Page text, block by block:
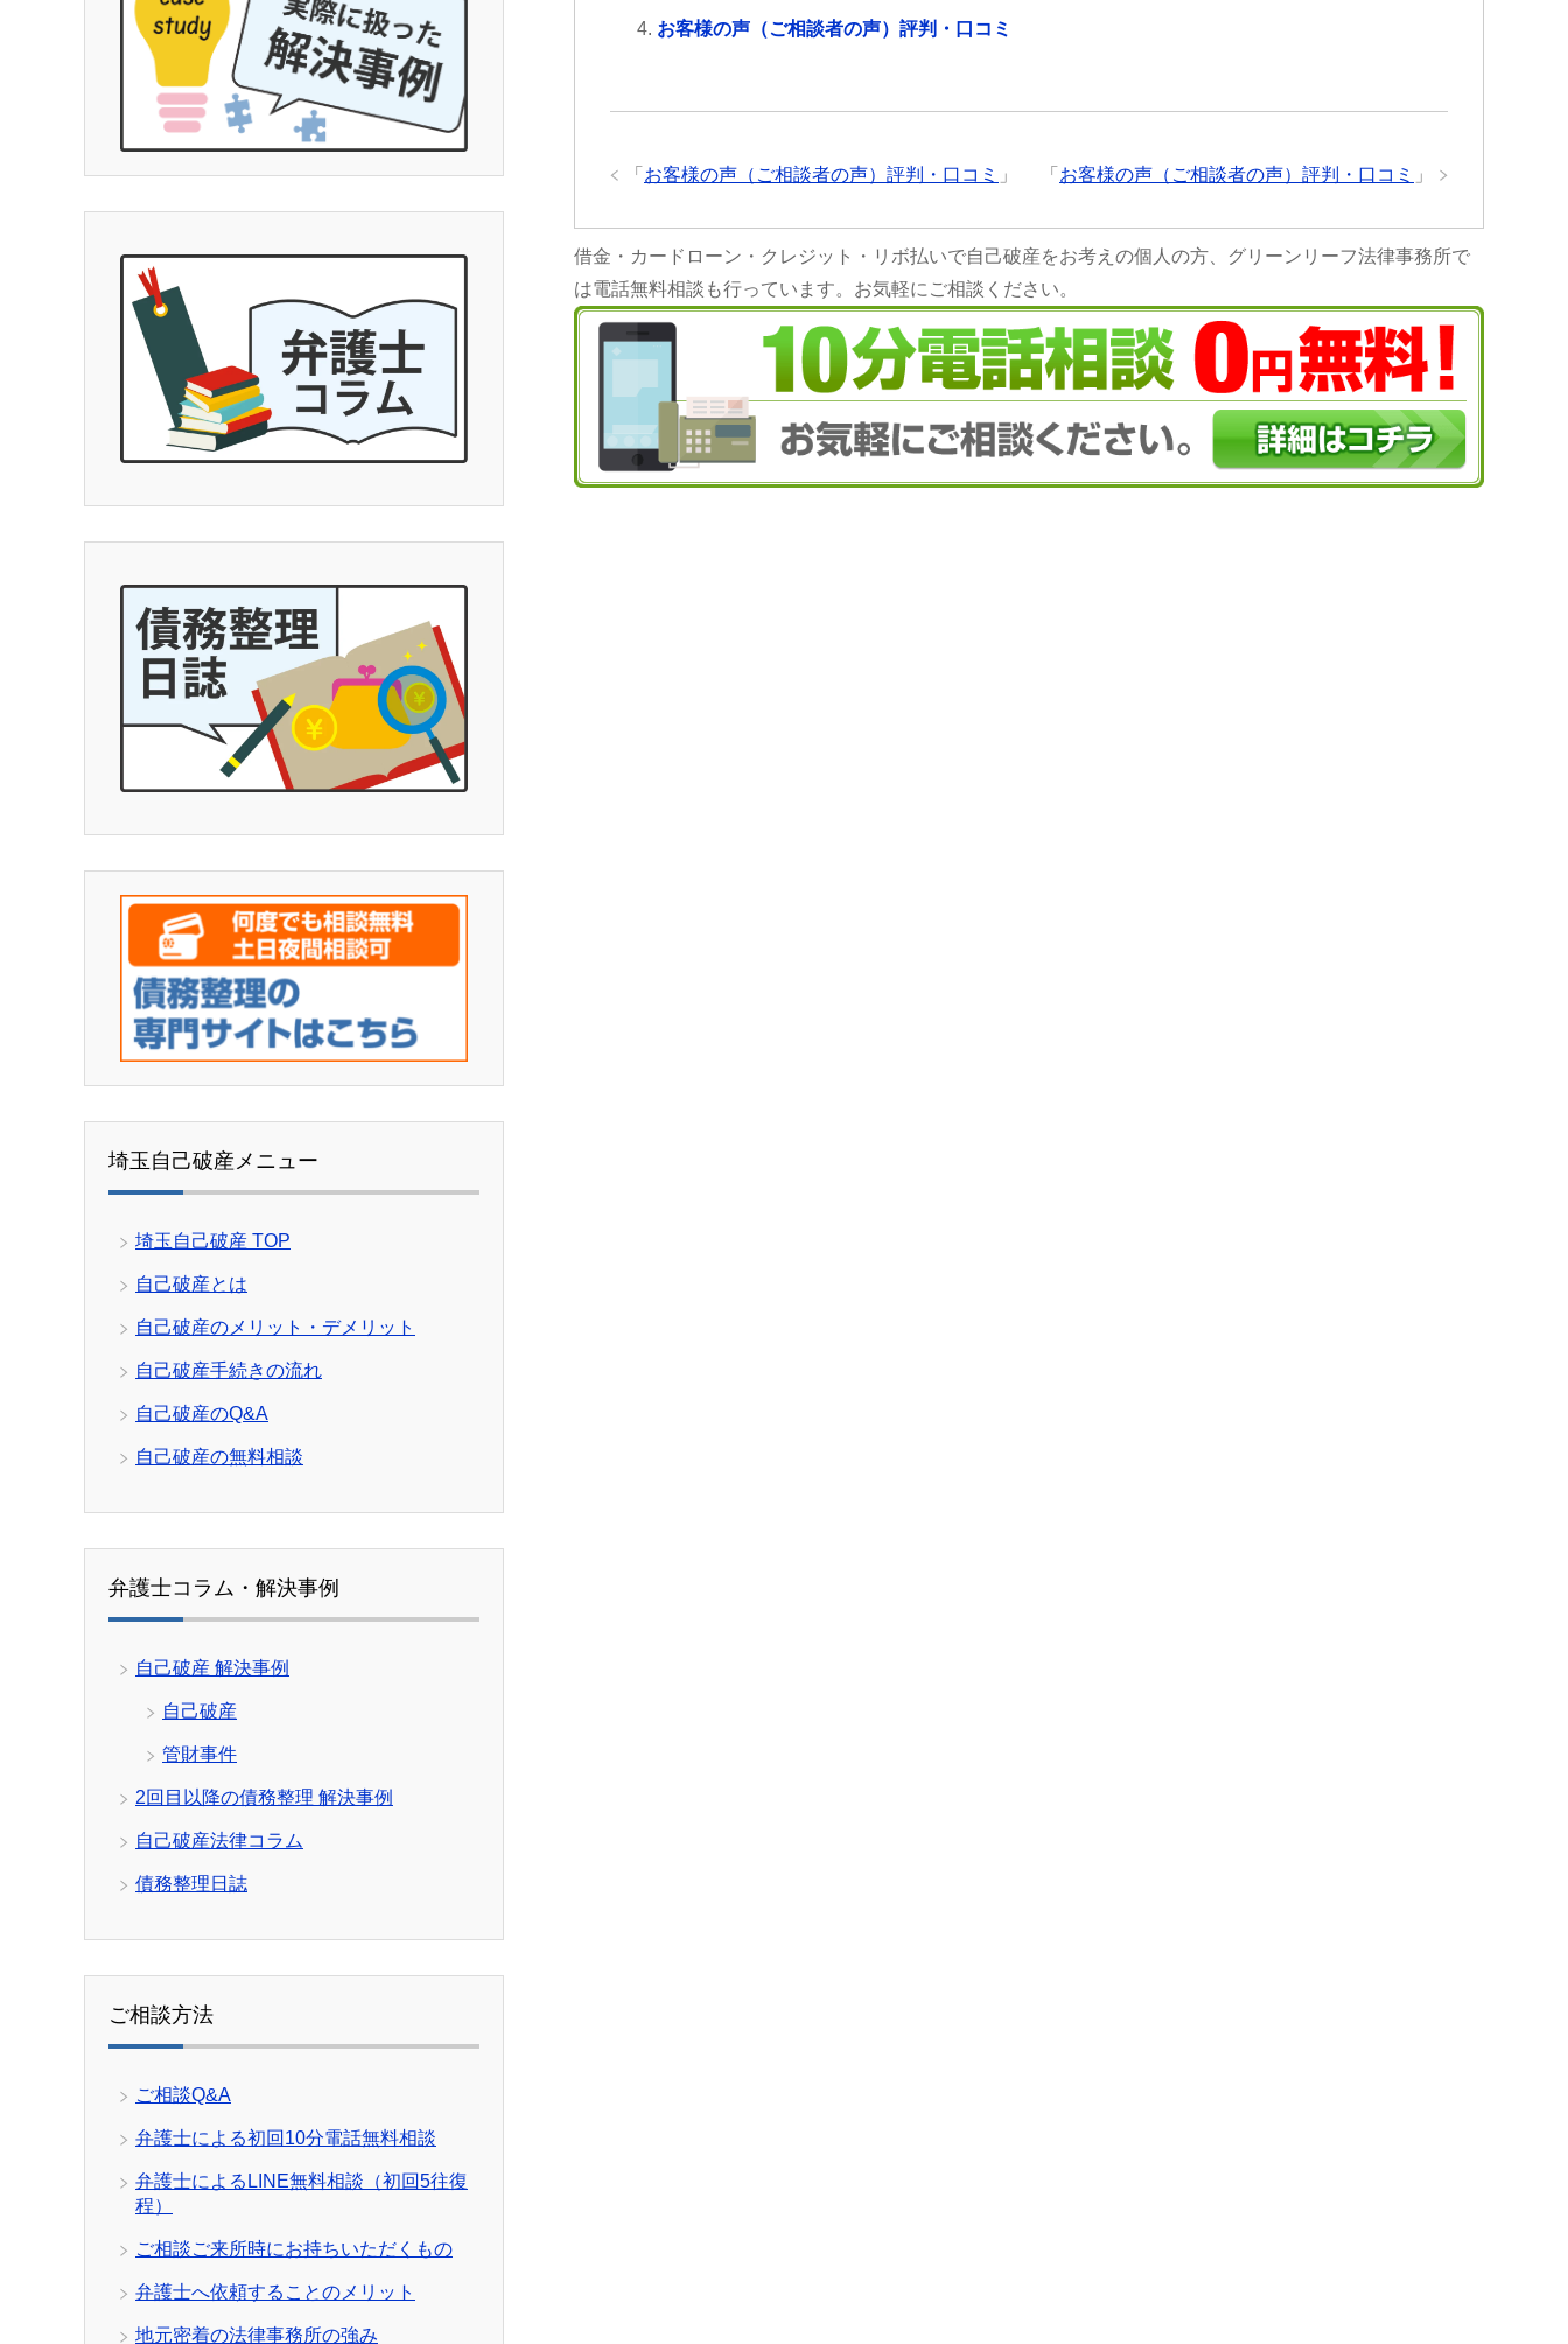
お客様の声（ご相談者の声）評判・口コミ
「 お客様の声（ご相談者の声）評判・口コミ 」
「 お客様の声（ご相談者の声）評判・口コミ 」
借金・カードローン・クレジット・リボ払いで自己破産をお考えの個人の方、グリーンリーフ法律事務所で
は電話無料相談も行っています。お気軽にご相談ください。
埼玉自己破産メニュー
埼玉自己破産 TOP
自己破産とは
自己破産のメリット・デメリット
自己破産手続きの流れ
自己破産のQ&A
自己破産の無料相談
弁護士コラム・解決事例
自己破産 解決事例
自己破産
管財事件
2回目以降の債務整理 解決事例
自己破産法律コラム
債務整理日誌
ご相談方法
ご相談Q&A
弁護士による初回10分電話無料相談
弁護士によるLINE無料相談（初回5往復
程）
ご相談ご来所時にお持ちいただくもの
弁護士へ依頼することのメリット
地元密着の法律事務所の強み